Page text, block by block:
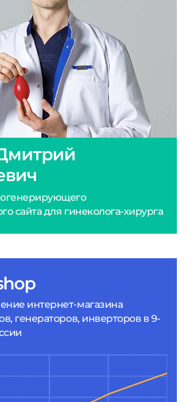
интернет-магазина
генераторов, инверторов в 9-
сайта для гинеколога-хирурга